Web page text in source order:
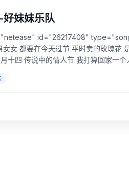
好妹妹乐队
id="26217408"
女 都要在今天过节 平时卖的玫瑰花
十四 传说中的情人节 我打算回家一个